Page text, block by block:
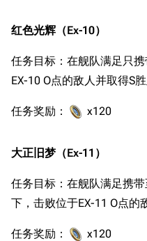
红色光辉（Ex-10）
任务目标：在舰队满足只
EX-10 O点的敌人并取得S
任务奖励： x120
大正旧梦（Ex-11）
任务目标：在舰队满足携
下，击败位于EX-11 O点的
任务奖励： x120